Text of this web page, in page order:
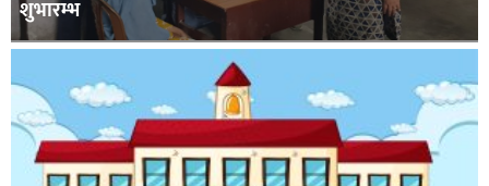
शुभारम्भ